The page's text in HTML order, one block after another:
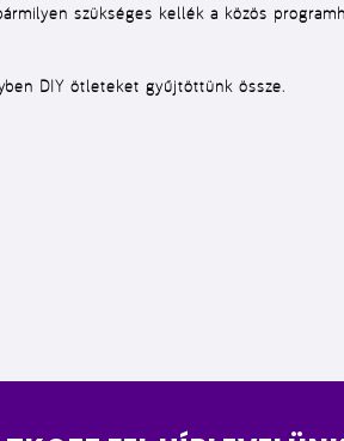
szükséges kellék a közös
DIY ötleteket gyűjtöttünk össze.